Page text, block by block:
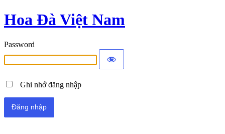
Hoa Đà Việt Nam
Password
Ghi nhớ đăng nhập